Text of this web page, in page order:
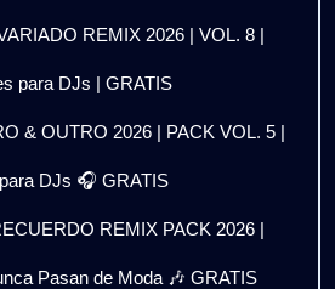
REMIX 2026 | VOL. 8 |
para DJs | GRATIS
& OUTRO 2026 | PACK VOL. 5 |
DJs 🎧 GRATIS
REMIX PACK 2026 |
Pasan de Moda 🎶 GRATIS